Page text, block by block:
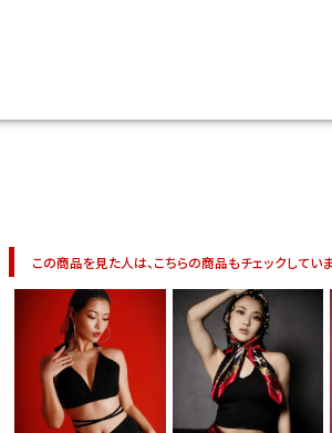
この商品を見た人は、こちらの商品もチェックしていま